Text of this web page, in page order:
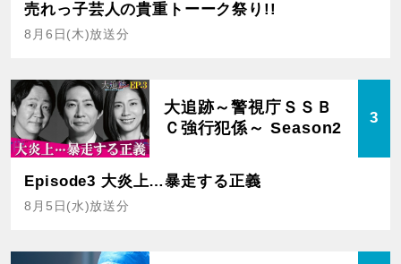
売れっ子芸人の貴重トーーク祭り!!
8月6日(木)放送分
大追跡～警視庁ＳＳＢ
Ｃ強行犯係～ Season2
3
Episode3 大炎上…暴走する正義
8月5日(水)放送分